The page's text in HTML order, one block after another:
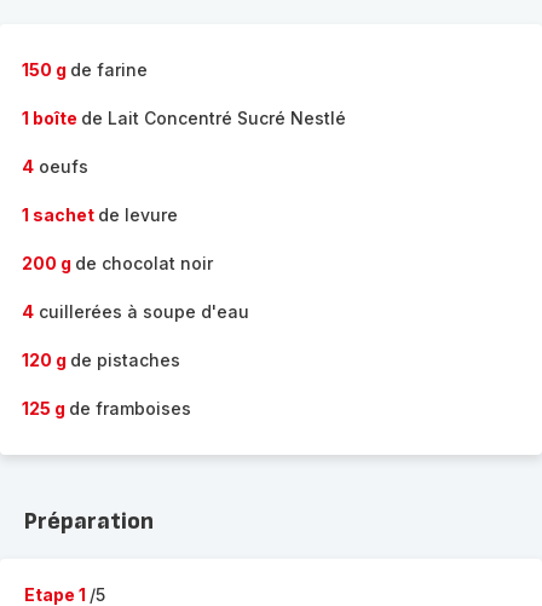
150 g de farine
1 boîte de Lait Concentré Sucré Nestlé
4 oeufs
1 sachet de levure
200 g de chocolat noir
4 cuillerées à soupe d'eau
120 g de pistaches
125 g de framboises
Préparation
Etape 1 /5